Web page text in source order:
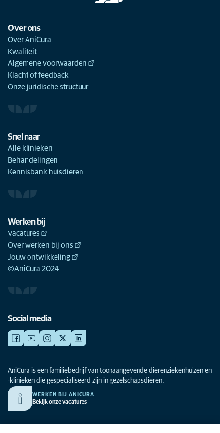
Over ons
Over AniCura
Kwaliteit
Algemene voorwaarden
Klacht of feedback
Onze juridische structuur
Snel naar
Alle klinieken
Behandelingen
Kennisbank huisdieren
Werken bij
Vacatures
Over werken bij ons
Jouw ontwikkeling
©AniCura 2024
Social media
AniCura is een familiebedrijf van toonaangevende dierenziekenhuizen en
-klinieken die gespecialiseerd zijn in gezelschapsdieren.
WERKEN BIJ ANICURA
Bekijk onze vacatures